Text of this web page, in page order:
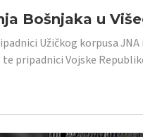
Bošnjaka u
Užičkog korpusa
pripadnici Vojske